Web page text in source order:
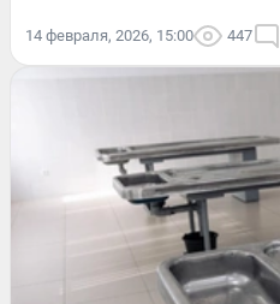
14 февраля, 2026, 15:00 447